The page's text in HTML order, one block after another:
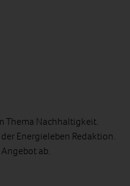
Thema Nachhaltigkeit.
Energieleben Redaktion.
ab.